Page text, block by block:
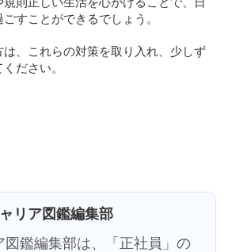
すことができるでしょう。
、これらの対策を取り入れ、少しず
ださい。
リア図鑑編集部
図鑑編集部は、「正社員」の